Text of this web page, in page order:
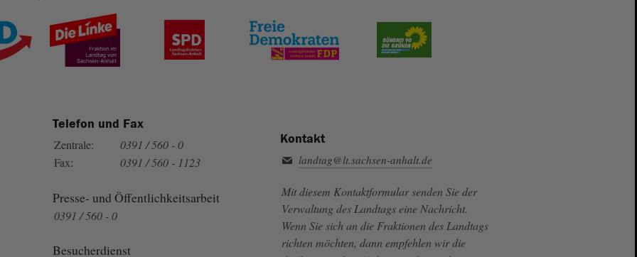
Telefon und Fax
Zentrale:
0391 / 560 - 0
Fax:
0391 / 560 - 1123
Presse- und Öffentlichkeitsarbeit
0391 / 560 - 0
Besucherdienst
Kontakt
landtag@lt.sachsen-anhalt.de
Mit diesem Kontaktformular senden Sie der
Verwaltung des Landtags eine Nachricht.
Wenn Sie sich an die Fraktionen des Landtags
richten möchten, dann empfehlen wir die